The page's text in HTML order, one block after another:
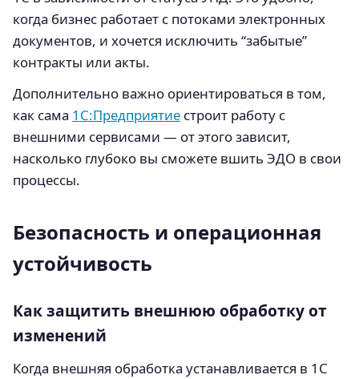
когда бизнес работает с потоками электронных
документов, и хочется исключить “забытые”
контракты или акты.
Дополнительно важно ориентироваться в том,
как сама 1С:Предприятие строит работу с
внешними сервисами — от этого зависит,
насколько глубоко вы сможете вшить ЭДО в свои
процессы.
Безопасность и операционная
устойчивость
Как защитить внешнюю обработку от
изменений
Когда внешняя обработка устанавливается в 1С